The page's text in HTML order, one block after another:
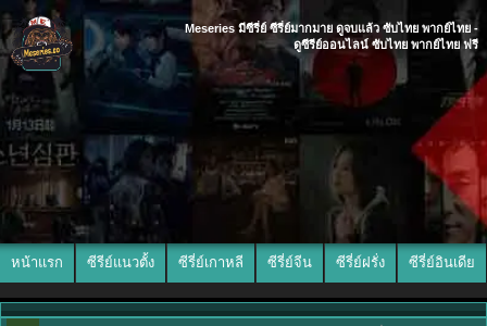
Meseries มีซีรี่ย์ ซีรี่ย์มากมาย ดูจบแล้ว ซับไทย พากย์ไทย -
ดูซีรีย์ออนไลน์ ซับไทย พากย์ไทย ฟรี
หน้าแรก ซีรีย์แนวตั้ง ซีรี่ย์เกาหลี ซีรี่ย์จีน ซีรี่ย์ฝรั่ง ซีรี่ย์อินเดีย